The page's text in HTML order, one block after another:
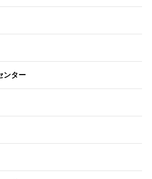
ンター